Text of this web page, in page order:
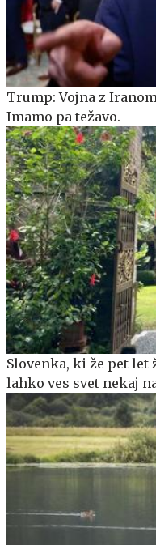
Trump: Vojna z
Imamo pa težavo.
Slovenka, ki že pet
lahko ves svet nekaj